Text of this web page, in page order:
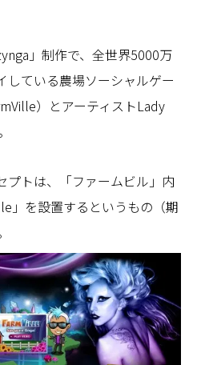
」制作で、全世界5000万
している農場ソーシャルゲー
）とアーティストLady
プトは、「ファームビル」内
」を設置するというもの（期